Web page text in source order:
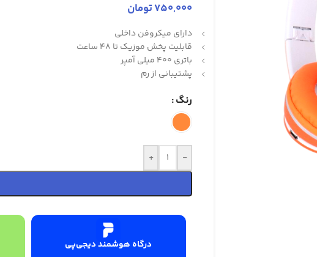
750,000تومان
دارای میکروفن داخلی
قابلیت پخش موزیک تا 48 ساعت
باتری 400 میلی آمپر
پشتیبانی از رم
رنگ
-
+
درگاه هوشمند دیجی‌پی